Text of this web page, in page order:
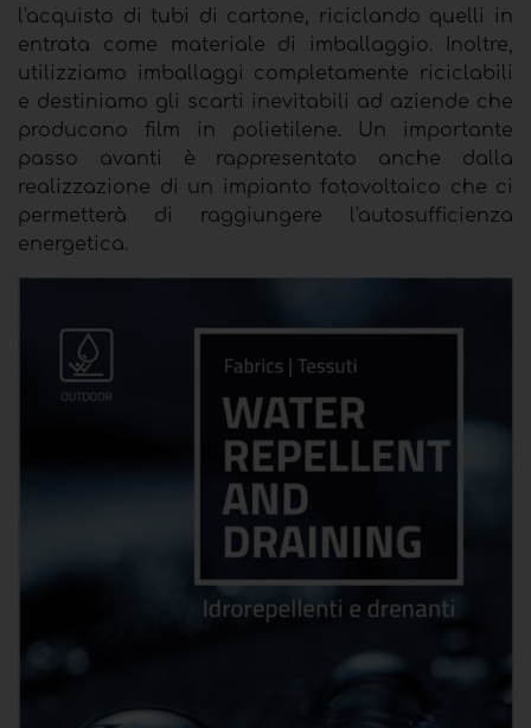
l'acquisto di tubi di cartone, riciclando quelli in
entrata come materiale di imballaggio. Inoltre,
utilizziamo imballaggi completamente riciclabili
e destiniamo gli scarti inevitabili ad aziende che
producono film in polietilene. Un importante
passo avanti è rappresentato anche dalla
realizzazione di un impianto fotovoltaico che ci
permetterà di raggiungere l'autosufficienza
energetica.